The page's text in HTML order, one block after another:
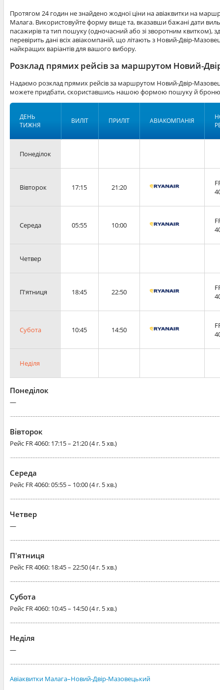
Протягом 24 годин не знайдено жодної ціни на авіаквитки на
Малага. Використовуйте форму вище та, вказавши бажані дати
пасажирів та тип пошуку (одночасний або зі зворотним квитком),
перевірить дані всіх авіакомпаній, що літають з Новий-Двір-
найкращих варіантів для вашого вибору.
Розклад прямих рейсів за маршрутом Новий-
Надаємо розклад прямих рейсів за маршрутом Новий-Двір-
можете придбати, скориставшись нашою формою пошуку й
ДЕНЬ
ТИЖНЯ
ВИЛІТ ПРИЛІТ АВІАКОМПАНІЯ
Понеділок
Вівторок 17:15 21:20
Середа 05:55 10:00
Четвер
П'ятниця 18:45 22:50
Субота 10:45 14:50
Неділя
Понеділок
—
Вівторок
Рейс FR 4060: 17:15 – 21:20 (4 г. 5 хв.)
Середа
Рейс FR 4060: 05:55 – 10:00 (4 г. 5 хв.)
Четвер
—
П'ятниця
Рейс FR 4060: 18:45 – 22:50 (4 г. 5 хв.)
Субота
Рейс FR 4060: 10:45 – 14:50 (4 г. 5 хв.)
Неділя
—
Авіаквитки Малага–Новий-Двір-Мазовецький